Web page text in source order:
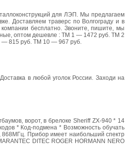
для ЛЭП. Мы предлагаем
Доставляем траверс по Волгограду и в
бесплатно. Звоните, пишите, мы
оптом дешевле : ТМ 1 — 1472 руб. ТМ 2
815 руб. ТМ 10 — 967 руб.
в любой уголок России. Заходи на
ворот, в брелоке Sheriff ZX-940 * 14
* Код-подмена * Возможность обучать
Прибор имеет наибольший спектр
DITEC ROGER HORMANN NERO